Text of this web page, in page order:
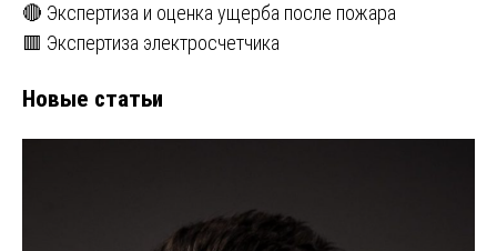
🔴 Экспертиза и оценка ущерба после пожара
🟥 Экспертиза электросчетчика
Новые статьи